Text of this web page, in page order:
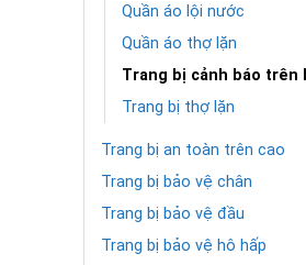
Quần áo lội nước
Quần áo thợ lặn
Trang bị cảnh báo trên
Trang bị thợ lặn
Trang bị an toàn trên cao
Trang bị bảo vệ chân
Trang bị bảo vệ đầu
Trang bị bảo vệ hô hấp